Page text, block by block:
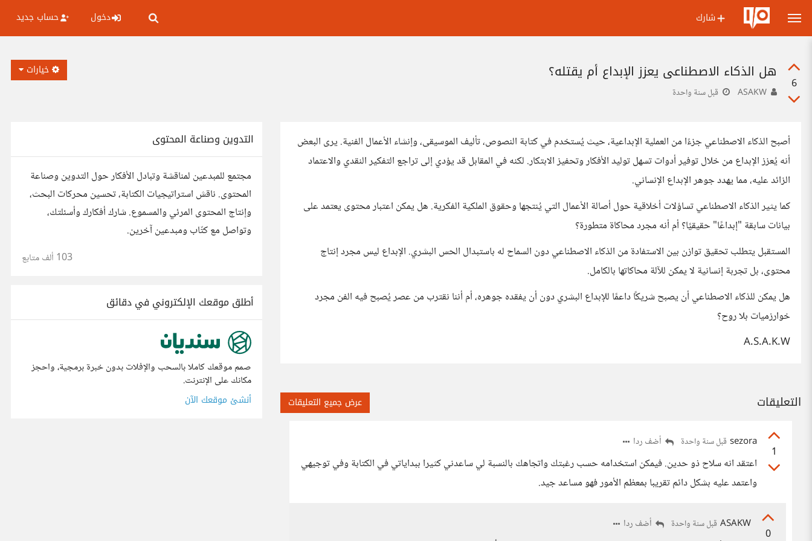
شارك دخول حساب جديد
6
هل الذكاء الاصطناعي يعزز الإبداع أم يقتله؟
قبل سنة واحدة
خيارات
أصبح الذكاء الاصطناعي جزءًا من العملية الإبداعية، حيث يُستخدم في كتابة النصوص، تأليف الموسيقى، وإنشاء الأعمال الفنية. يرى البعض
أنه يُعزز الإبداع من خلال توفير أدوات تسهل توليد الأفكار وتحفيز الابتكار. لكنه في المقابل قد يؤدي إلى تراجع التفكير النقدي والاعتماد
الزائد عليه، مما يهدد جوهر الإبداع الإنساني.
كما يثير الذكاء الاصطناعي تساؤلات أخلاقية حول أصالة الأعمال التي يُنتجها وحقوق الملكية الفكرية. هل يمكن اعتبار محتوى يعتمد على
بيانات سابقة "إبداعًا" حقيقيًا؟ أم أنه مجرد محاكاة متطورة؟
المستقبل يتطلب تحقيق توازن بين الاستفادة من الذكاء الاصطناعي دون السماح له باستبدال الحس البشري. الإبداع ليس مجرد إنتاج
محتوى، بل تجربة إنسانية لا يمكن للآلة محاكاتها بالكامل.
هل يمكن للذكاء الاصطناعي أن يصبح شريكًا داعمًا للإبداع البشري دون أن يفقده جوهره، أم أننا نقترب من عصر يُصبح فيه الفن مجرد
خوارزميات بلا روح؟
A.S.A.K.W
التعليقات عرض جميع التعليقات
1
sezora قبل سنة واحدة أضف ردا
اعتقد انه سلاح ذو حدين. فيمكن استخدامه حسب رغبتك واتجاهك بالنسبة لي ساعدني كثيرا ببداياتي في الكتابة وفي توجيهي
واعتمد عليه بشكل دائم تقريبا بمعظم الأمور فهو مساعد جيد.
0
ASAKW قبل سنة واحدة أضف ردا
التدوين وصناعة المحتوى
مجتمع للمبدعين لمناقشة وتبادل الأفكار حول التدوين وصناعة
المحتوى. ناقش استراتيجيات الكتابة، تحسين محركات البحث،
وإنتاج المحتوى المرئي والمسموع. شارك أفكارك وأسئلتك،
وتواصل مع كتّاب ومبدعين آخرين.
103 ألف متابع
أطلق موقعك الإلكتروني في دقائق
صمم موقعك كاملا بالسحب والإفلات بدون خبرة برمجية، واحجز
مكانك على الإنترنت.
أنشئ موقعك الآن